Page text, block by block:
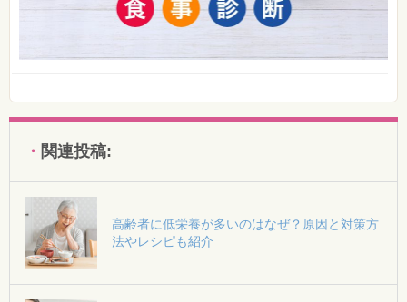
関連投稿:
高齢者に低栄養が多いのはなぜ？原因と対策方
法やレシピも紹介